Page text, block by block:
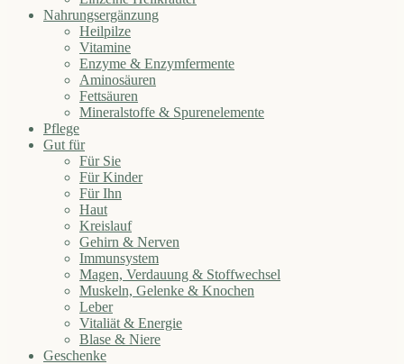
Nahrungsergänzung
Heilpilze
Vitamine
Enzyme & Enzymfermente
Aminosäuren
Fettsäuren
Mineralstoffe & Spurenelemente
Pflege
Gut für
Für Sie
Für Kinder
Für Ihn
Haut
Kreislauf
Gehirn & Nerven
Immunsystem
Magen, Verdauung & Stoffwechsel
Muskeln, Gelenke & Knochen
Leber
Vitaliät & Energie
Blase & Niere
Geschenke